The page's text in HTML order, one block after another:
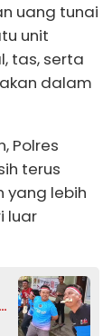
uang tunai
unit
tas, serta
dalam
Polres
terus
yang lebih
luar